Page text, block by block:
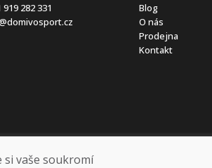
919 282 331
Blog
O nás
Prodejna
Kontakt
si vaše soukromí